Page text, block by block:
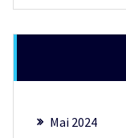
Mai 2024